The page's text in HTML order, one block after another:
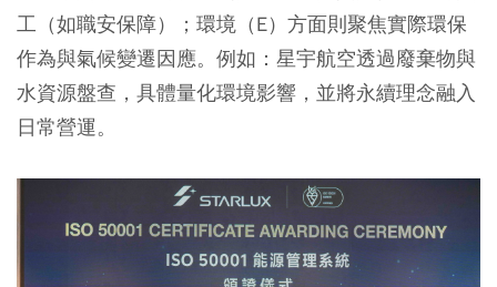
工（如職安保障）；環境（E）方面則聚焦實際環保
作為與氣候變遷因應。例如：星宇航空透過廢棄物與
水資源盤查，具體量化環境影響，並將永續理念融入
日常營運。